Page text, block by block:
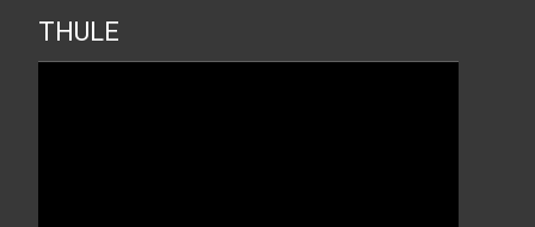
THULE